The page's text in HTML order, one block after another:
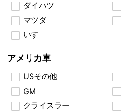
ダイハツ
マツダ
いすゞ
アメリカ車
USその他
GM
クライスラー